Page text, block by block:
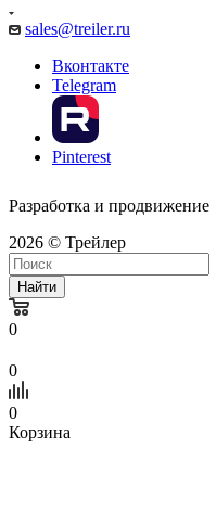
sales@treiler.ru
Вконтакте
Telegram
Pinterest
Разработка и продвижение
2026 © Трейлер
Найти
0
0
0
Корзина